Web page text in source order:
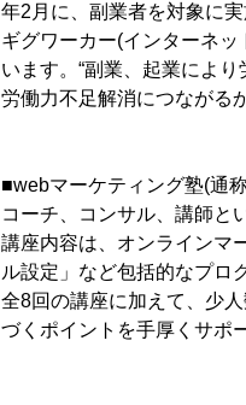
年2月に、副業者を対象に
ギグワーカー(インターネ
います。“副業、起業によ
労働力不足解消につながる
■webマーケティング塾(通
コーチ、コンサル、講師と
講座内容は、オンラインマ
ル設定」など包括的なプロ
全8回の講座に加えて、少
づくポイントを手厚くサポ